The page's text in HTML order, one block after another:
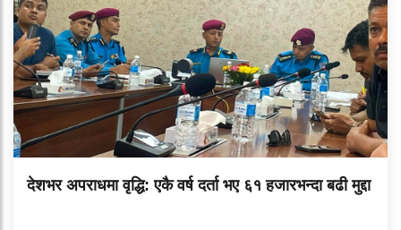
देशभर अपराधमा वृद्धि: एकै वर्ष दर्ता भए ६१ हजारभन्दा बढी मुद्दा